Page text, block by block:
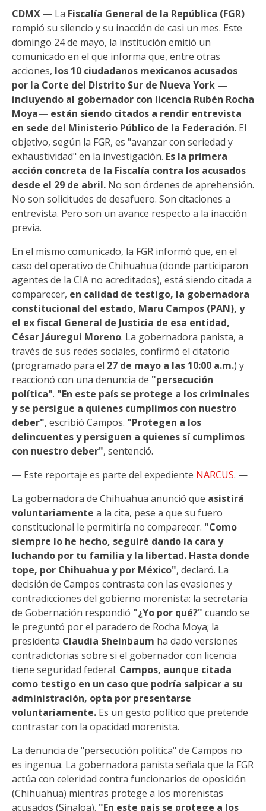
CDMX — La Fiscalía General de la República (FGR)
rompió su silencio y su inacción de casi un mes. Este
domingo 24 de mayo, la institución emitió un
comunicado en el que informa que, entre otras
acciones, los 10 ciudadanos mexicanos acusados
por la Corte del Distrito Sur de Nueva York —
incluyendo al gobernador con licencia Rubén Rocha
Moya— están siendo citados a rendir entrevista
en sede del Ministerio Público de la Federación. El
objetivo, según la FGR, es "avanzar con seriedad y
exhaustividad" en la investigación. Es la primera
acción concreta de la Fiscalía contra los acusados
desde el 29 de abril. No son órdenes de aprehensión.
No son solicitudes de desafuero. Son citaciones a
entrevista. Pero son un avance respecto a la inacción
previa.
En el mismo comunicado, la FGR informó que, en el
caso del operativo de Chihuahua (donde participaron
agentes de la CIA no acreditados), está siendo citada a
comparecer, en calidad de testigo, la gobernadora
constitucional del estado, Maru Campos (PAN), y
el ex fiscal General de Justicia de esa entidad,
César Jáuregui Moreno. La gobernadora panista, a
través de sus redes sociales, confirmó el citatorio
(programado para el 27 de mayo a las 10:00 a.m.) y
reaccionó con una denuncia de "persecución
política". "En este país se protege a los criminales
y se persigue a quienes cumplimos con nuestro
deber", escribió Campos. "Protegen a los
delincuentes y persiguen a quienes sí cumplimos
con nuestro deber", sentenció.
— Este reportaje es parte del expediente NARCUS. —
La gobernadora de Chihuahua anunció que asistirá
voluntariamente a la cita, pese a que su fuero
constitucional le permitiría no comparecer. "Como
siempre lo he hecho, seguiré dando la cara y
luchando por tu familia y la libertad. Hasta donde
tope, por Chihuahua y por México", declaró. La
decisión de Campos contrasta con las evasiones y
contradicciones del gobierno morenista: la secretaria
de Gobernación respondió "¿Yo por qué?" cuando se
le preguntó por el paradero de Rocha Moya; la
presidenta Claudia Sheinbaum ha dado versiones
contradictorias sobre si el gobernador con licencia
tiene seguridad federal. Campos, aunque citada
como testigo en un caso que podría salpicar a su
administración, opta por presentarse
voluntariamente. Es un gesto político que pretende
contrastar con la opacidad morenista.
La denuncia de "persecución política" de Campos no
es ingenua. La gobernadora panista señala que la FGR
actúa con celeridad contra funcionarios de oposición
(Chihuahua) mientras protege a los morenistas
acusados (Sinaloa). "En este país se protege a los